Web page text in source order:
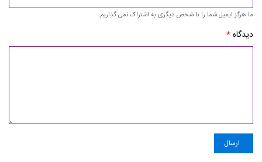
ما هرگز ایمیل شما را با شخص دیگری به اشتراک نمی گذاریم.
دیدگاه*
ارسال